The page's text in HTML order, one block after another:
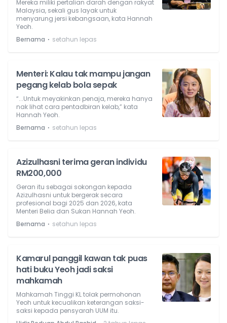
Mereka miliki pertalian darah dengan rakyat
Malaysia, sekali gus layak untuk
menyarung jersi kebangsaan, kata Hannah
Yeoh.
Bernama ⋅ setahun lepas
Menteri: Kalau tak mampu jangan
pegang kelab bola sepak
“...Untuk meyakinkan penaja, mereka hanya
nak lihat cara pentadbiran kelab,” kata
Hannah Yeoh.
Bernama ⋅ setahun lepas
Azizulhasni terima geran individu
RM200,000
Geran itu sebagai sokongan kepada
Azizulhasni untuk bergerak secara
profesional bagi 2025 dan 2026, kata
Menteri Belia dan Sukan Hannah Yeoh.
Bernama ⋅ setahun lepas
Kamarul panggil kawan tak puas
hati buku Yeoh jadi saksi
mahkamah
Mahkamah Tinggi KL tolak permohonan
Yeoh untuk kecualikan keterangan saksi-
saksi kepada pensyarah UUM itu.